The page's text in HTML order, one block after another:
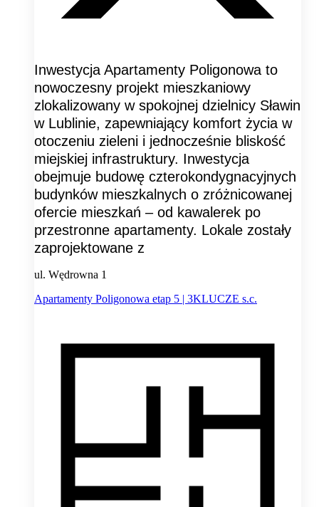
Inwestycja Apartamenty Poligonowa to
nowoczesny projekt mieszkaniowy
zlokalizowany w spokojnej dzielnicy Sławin
w Lublinie, zapewniający komfort życia w
otoczeniu zieleni i jednocześnie bliskość
miejskiej infrastruktury. Inwestycja
obejmuje budowę czterokondygnacyjnych
budynków mieszkalnych o zróżnicowanej
ofercie mieszkań – od kawalerek po
przestronne apartamenty. Lokale zostały
zaprojektowane z
ul. Wędrowna 1
Apartamenty Poligonowa etap 5 | 3KLUCZE s.c.